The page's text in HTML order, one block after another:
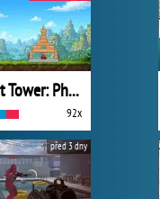
One Shot Tower: Physics Destroyer
92x
před 3 dny